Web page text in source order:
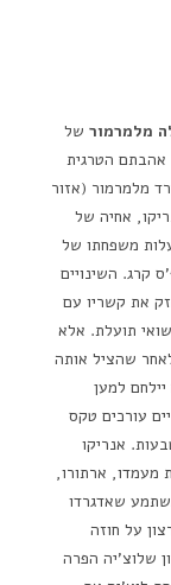
מלמרמור של
את סיפור אהבתם הטרגית
מלמרמור (אזור
אחיה של
משפחתו של
קרג. השינויים
את קשריו עם
תועלת. אלא
שהציל אותה
למען
עורכים טקס
אנריקו
מעמדו, ארתורו,
שאדגרדו
על חוזה
שלוצ'יה הפרה